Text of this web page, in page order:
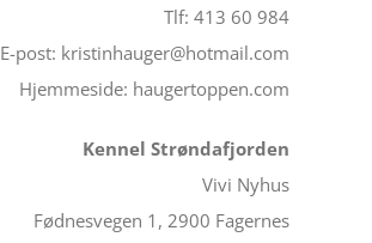
Tlf: 413 60 984
E-post: kristinhauger@hotmail.com
Hjemmeside: haugertoppen.com
Kennel Strøndafjorden
Vivi Nyhus
Fødnesvegen 1, 2900 Fagernes